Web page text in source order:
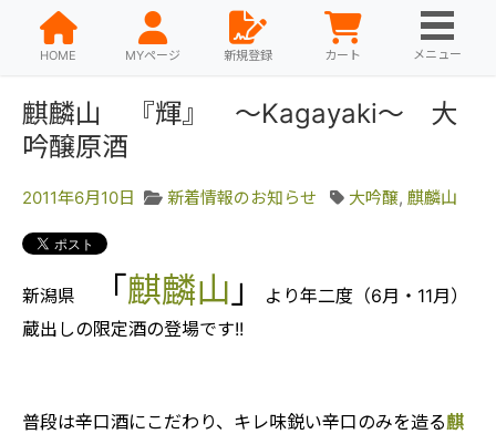
HOME MYページ 新規登録 カート メニュー
麒麟山 『輝』 ～Kagayaki～ 大
吟醸原酒
2011年6月10日 新着情報のお知らせ 大吟醸, 麒麟山
新潟県 「麒麟山 」
より年二度（6月・11月）
蔵出しの限定酒の登場です!!
普段は辛口酒にこだわり、キレ味鋭い辛口のみを造る麒